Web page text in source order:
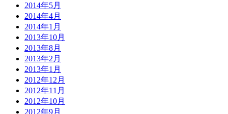
2014年5月
2014年4月
2014年1月
2013年10月
2013年8月
2013年2月
2013年1月
2012年12月
2012年11月
2012年10月
2012年9月